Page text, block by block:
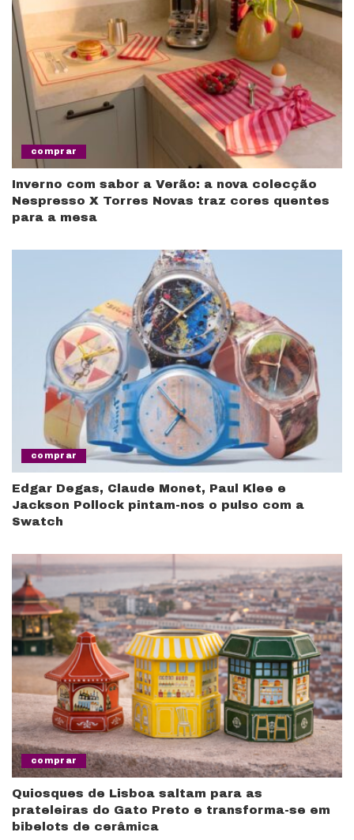
comprar
Inverno com sabor a Verão: a nova colecção
Nespresso X Torres Novas traz cores quentes
para a mesa
comprar
Edgar Degas, Claude Monet, Paul Klee e
Jackson Pollock pintam-nos o pulso com a
Swatch
comprar
Quiosques de Lisboa saltam para as
prateleiras do Gato Preto e transforma-se em
bibelots de cerâmica